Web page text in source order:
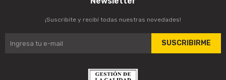
¡Suscribite y recibí todas nuestras novedades!
SUSCRIBIRME